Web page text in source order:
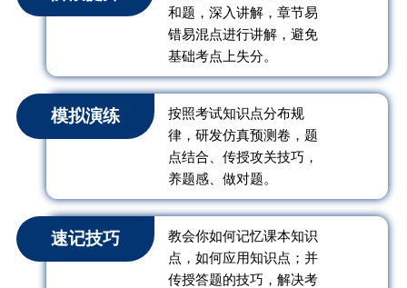
和题，深入讲解，章节易
错易混点进行讲解，避免
基础考点上失分。
模拟演练
按照考试知识点分布规
律，研发仿真预测卷，题
点结合、传授攻关技巧，
养题感、做对题。
速记技巧
教会你如何记忆课本知识
点，如何应用知识点；并
传授答题的技巧，解决考